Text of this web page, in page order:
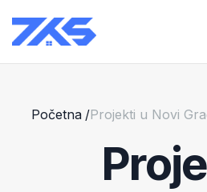
Početna /Projekti u Novi